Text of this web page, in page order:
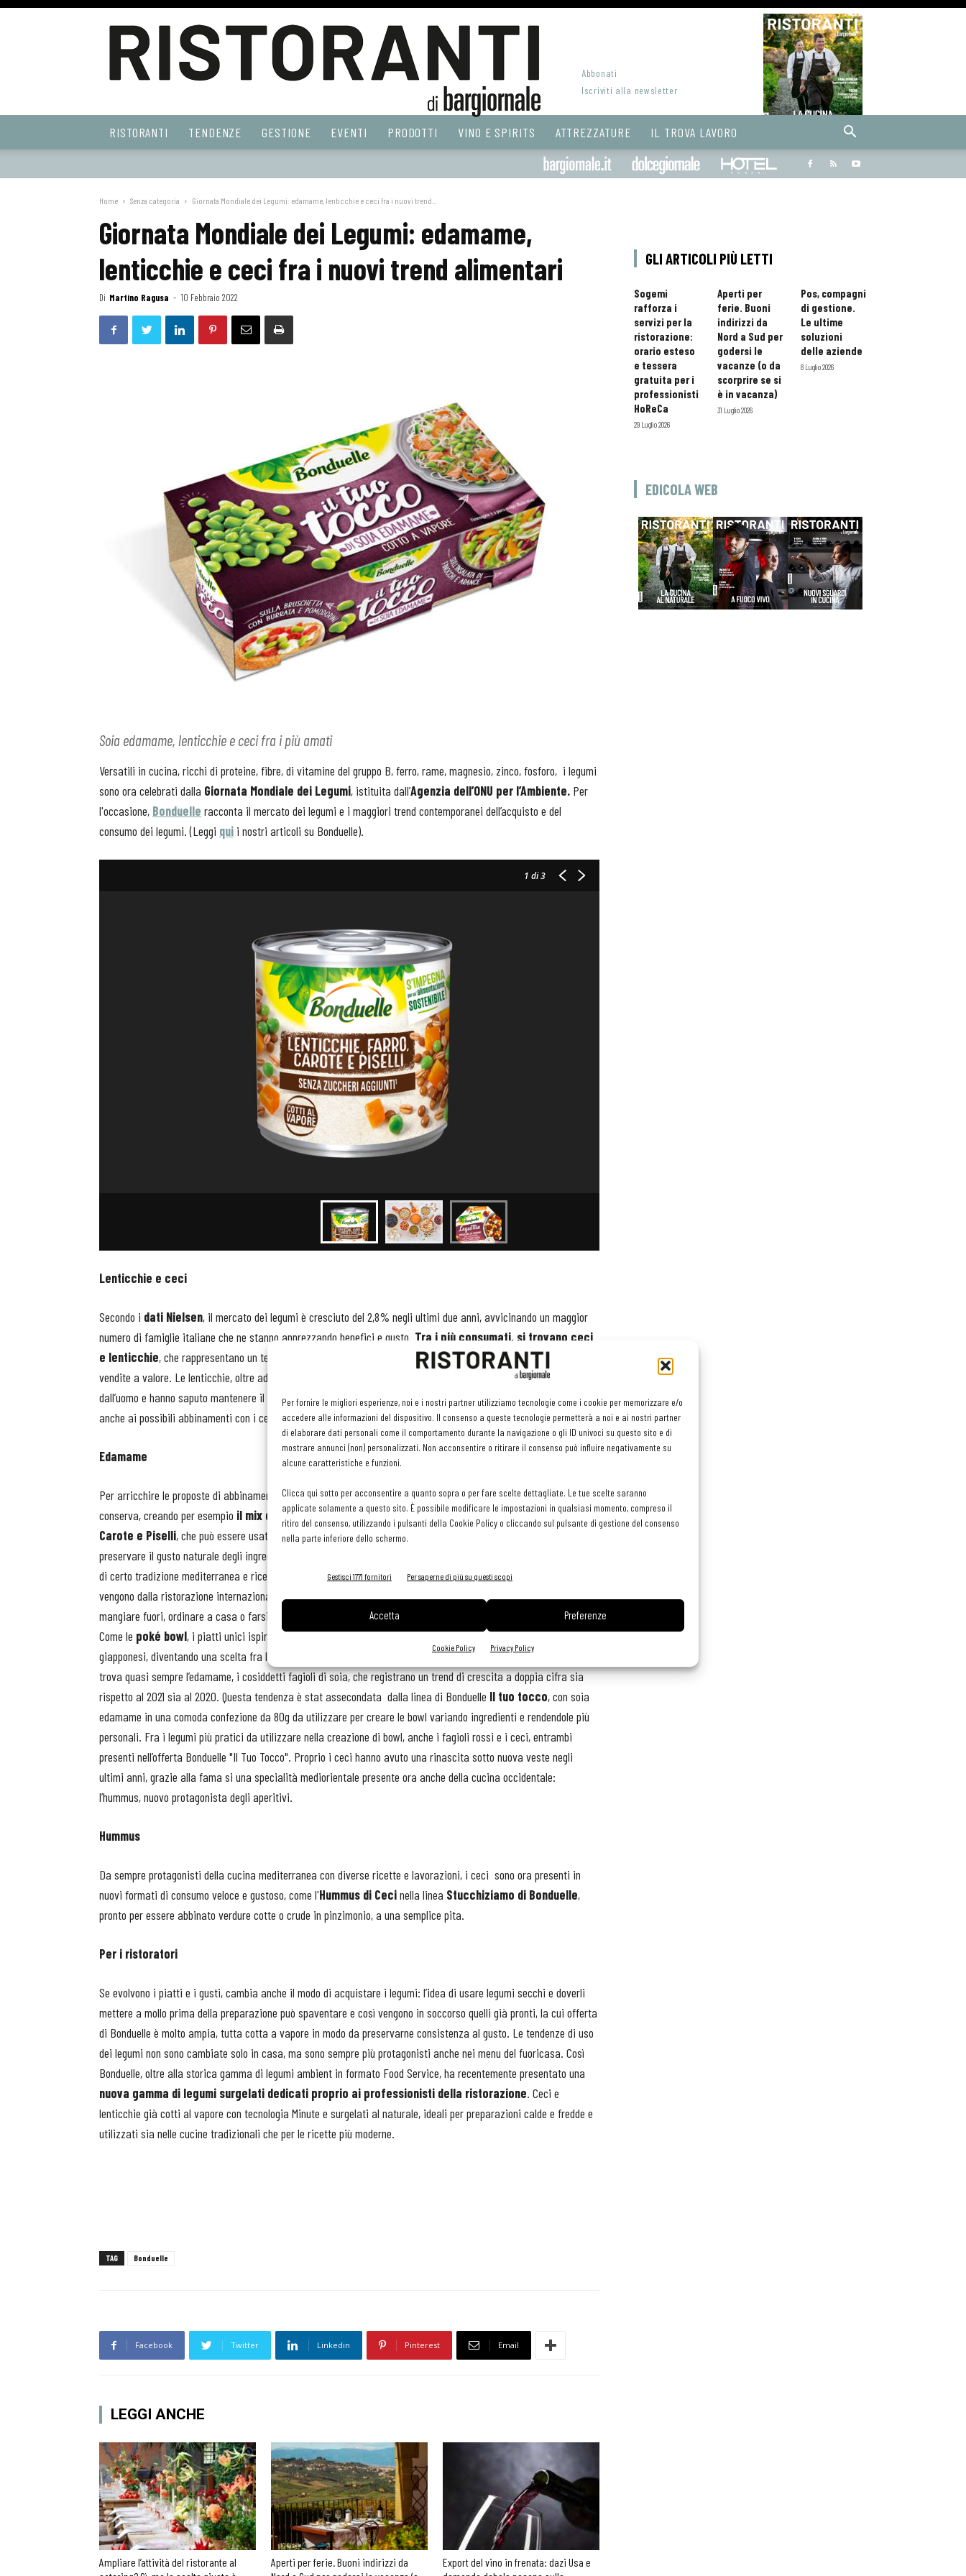
Per fornire le migliori esperienze, noi e i nostri partner utilizziamo tecnologie come i cookie per memorizzare e/o
accedere alle informazioni del dispositivo. Il consenso a queste tecnologie permetterà a noi e ai nostri partner
di elaborare dati personali come il comportamento durante la navigazione o gli ID univoci su questo sito e di
mostrare annunci (non) personalizzati. Non acconsentire o ritirare il consenso può influire negativamente su
alcune caratteristiche e funzioni.
Clicca qui sotto per acconsentire a quanto sopra o per fare scelte dettagliate. Le tue scelte saranno
applicate solamente a questo sito. È possibile modificare le impostazioni in qualsiasi momento, compreso il
ritiro del consenso, utilizzando i pulsanti della Cookie Policy o cliccando sul pulsante di gestione del consenso
nella parte inferiore dello schermo.
Gestisci 1771 fornitori Per saperne di più su questi scopi
Accetta Preferenze
Cookie Policy Privacy Policy
Web
Abbonati
Iscriviti alla newsletter
RISTORANTI TENDENZE GESTIONE EVENTI PRODOTTI VINO E SPIRITS ATTREZZATURE IL TROVA LAVORO
Bargiornale dolcegiornale
Home Senza categoria Giornata Mondiale dei Legumi: edamame, lenticchie e ceci fra i nuovi trend...
Giornata Mondiale dei Legumi: edamame,
lenticchie e ceci fra i nuovi trend alimentari
Di Martino Ragusa - 10 Febbraio 2022
Soia edamame, lenticchie e ceci fra i più amati
Versatili in cucina, ricchi di proteine, fibre, di vitamine del gruppo B, ferro, rame, magnesio, zinco, fosforo, i legumi
sono ora celebrati dalla Giornata Mondiale dei Legumi, istituita dall’Agenzia dell’ONU per l’Ambiente. Per
l'occasione, Bonduelle racconta il mercato dei legumi e i maggiori trend contemporanei dell’acquisto e del
consumo dei legumi. (Leggi qui i nostri articoli su Bonduelle).
1 di 3
Lenticchie e ceci
Secondo i dati Nielsen, il mercato dei legumi è cresciuto del 2,8% negli ultimi due anni, avvicinando un maggior
numero di famiglie italiane che ne stanno apprezzando benefici e gusto. Tra i più consumati, si trovano ceci
e lenticchie, che rappresentano un terzo del segmento dei legumi in conserva e hanno registrato un +10% di
vendite a valore. Le lenticchie, oltre ad essere simbolo di prosperità e denaro, sono tra i primi legumi coltivati
dall’uomo e hanno saputo mantenere il loro spazio nell’alimentazione quotidiana con il loro apporto proteico, grazie
anche ai possibili abbinamenti con i cereali che permettono di coprire il fabbisogno giornaliero.
Edamame
Per arricchire le proposte di abbinamento, Bonduelle ha continuato a innovare ampliando l’offerta dei prodotti in
conserva, creando per esempio il mix di legumi, verdure e cereali cotti al vapore Lenticchie, Farro,
Carote e Piselli, che può essere usato come contorno o come piatto unico, senza zuccheri aggiunti, per
preservare il gusto naturale degli ingredienti. A contribuire alla popolarità dei legumi sul territorio italiano ci sono
di certo tradizione mediterranea e ricette popolari, ma fanno la loro parte anche le tendenze contemporanee che
vengono dalla ristorazione internazionale influenzano le abitudini di consumo degli italiani, che si tratti di
mangiare fuori, ordinare a casa o farsi ispirare nella creazione di nuovi piatti.
Come le poké bowl, i piatti unici ispirati a una ricetta hawaiiana che si è fusa con le tradizioni coreane e
giapponesi, diventando una scelta fra le scelte salutari più richieste a casa dove fra gli ingredienti più usati si
trova quasi sempre l’edamame, i cosiddetti fagioli di soia, che registrano un trend di crescita a doppia cifra sia
rispetto al 2021 sia al 2020. Questa tendenza è stat assecondata dalla linea di Bonduelle Il tuo tocco, con soia
edamame in una comoda confezione da 80g da utilizzare per creare le bowl variando ingredienti e rendendole più
personali. Fra i legumi più pratici da utilizzare nella creazione di bowl, anche i fagioli rossi e i ceci, entrambi
presenti nell’offerta Bonduelle "Il Tuo Tocco". Proprio i ceci hanno avuto una rinascita sotto nuova veste negli
ultimi anni, grazie alla fama si una specialità mediorientale presente ora anche della cucina occidentale:
l’hummus, nuovo protagonista degli aperitivi.
Hummus
Da sempre protagonisti della cucina mediterranea con diverse ricette e lavorazioni, i ceci sono ora presenti in
nuovi formati di consumo veloce e gustoso, come l'Hummus di Cecinella linea Stucchiziamo di Bonduelle,
pronto per essere abbinato verdure cotte o crude in pinzimonio, a una semplice pita.
Per i ristoratori
Se evolvono i piatti e i gusti, cambia anche il modo di acquistare i legumi: l’idea di usare legumi secchi e doverli
mettere a mollo prima della preparazione può spaventare e così vengono in soccorso quelli già pronti, la cui offerta
di Bonduelle è molto ampia, tutta cotta a vapore in modo da preservarne consistenza al gusto. Le tendenze di uso
dei legumi non sono cambiate solo in casa, ma sono sempre più protagonisti anche nei menu del fuoricasa. Così
Bonduelle, oltre alla storica gamma di legumi ambient in formato Food Service, ha recentemente presentato una
nuova gamma di legumi surgelati dedicati proprio ai professionisti della ristorazione. Ceci e
lenticchie già cotti al vapore con tecnologia Minute e surgelati al naturale, ideali per preparazioni calde e fredde e
utilizzati sia nelle cucine tradizionali che per le ricette più moderne.
TAG Bonduelle
Facebook Twitter Linkedin Pinterest Email
LEGGI ANCHE
Ampliare l’attività del ristorante al
Aperti per ferie. Buoni indirizzi da
Export del vino in frenata: dazi Usa e
GLI ARTICOLI PIÙ LETTI
Sogemi
rafforza i
servizi per la
ristorazione:
orario esteso
e tessera
gratuita per i
professionisti
HoReCa
29 Luglio 2026
Aperti per
ferie. Buoni
indirizzi da
Nord a Sud per
godersi le
vacanze (o da
scorprire se si
è in vacanza)
31 Luglio 2026
Pos, compagni
di gestione.
Le ultime
soluzioni
delle aziende
8 Luglio 2026
EDICOLA WEB